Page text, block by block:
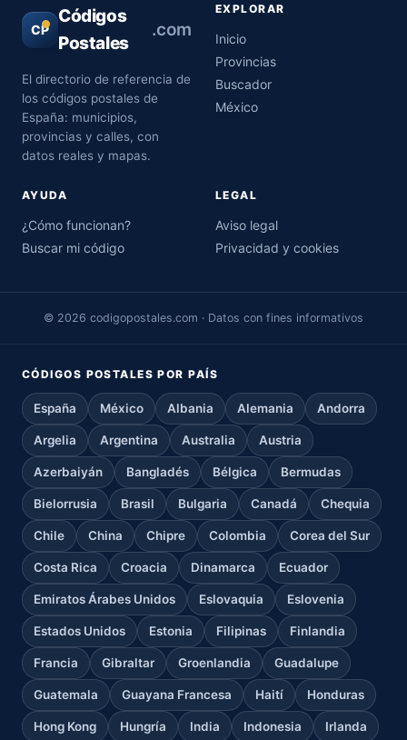
CP
Códigos
Postales
.com
El directorio de referencia de
los códigos postales de
España: municipios,
provincias y calles, con
datos reales y mapas.
EXPLORAR
Inicio
Provincias
Buscador
México
AYUDA
¿Cómo funcionan?
Buscar mi código
LEGAL
Aviso legal
Privacidad y cookies
© 2026 codigopostales.com · Datos con fines informativos
CÓDIGOS POSTALES POR PAÍS
España México Albania Alemania Andorra
Argelia Argentina Australia Austria
Azerbaiyán Bangladés Bélgica Bermudas
Bielorrusia Brasil Bulgaria Canadá Chequia
Chile China Chipre Colombia Corea del Sur
Costa Rica Croacia Dinamarca Ecuador
Emiratos Árabes Unidos Eslovaquia Eslovenia
Estados Unidos Estonia Filipinas Finlandia
Francia Gibraltar Groenlandia Guadalupe
Guatemala Guayana Francesa Haití Honduras
Hong Kong Hungría India Indonesia Irlanda